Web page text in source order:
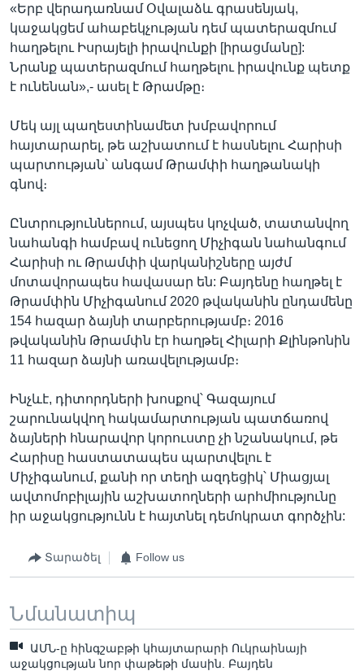
«Երբ վերադառնամ Օվալաձև գրասենյակ,
կաջակցեմ ահաբեկչության դեմ պատերազմում
հաղթելու Իսրայելի իրավունքի [իրացմանը]:
Նրանք պատերազմում հաղթելու իրավունք պետք
է ունենան»,- ասել է Թրամթը։
Մեկ այլ պաղեստինամետ խմբավորում
հայտարարել, թե աշխատում է հասնելու Հարիսի
պարտության՝ անգամ Թրամփի հաղթանակի
գնով։
Ընտրություններում, այսպես կոչված, տատանվող
նահանգի համբավ ունեցող Միչիգան նահանգում
Հարիսի ու Թրամփի վարկանիշները այժմ
մոտավորապես հավասար են: Բայդենը հաղթել է
Թրամփին Միչիգանում 2020 թվականին ընդամենը
154 հազար ձայնի տարբերությամբ։ 2016
թվականին Թրամփն էր հաղթել Հիլարի Քլինթոնին
11 հազար ձայնի առավելությամբ։
Ինչևէ, դիտորդների խոսքով՝ Գազայում
շարունակվող հակամարտության պատճառով
ձայների հնարավոր կորուստը չի նշանակում, թե
Հարիսը հաստատապես պարտվելու է
Միչիգանում, քանի որ տեղի ազդեցիկ՝ Միացյալ
ավտոմոբիլային աշխատողների արհմիությունը
իր աջակցությունն է հայտնել դեմոկրատ գործչին:
Տարածել Follow us
Նմանատիպ
ԱՄՆ-ը հինգշաբթի կհայտարարի Ուկրաինայի
աջակցության նոր փաթեթի մասին. Բայդեն